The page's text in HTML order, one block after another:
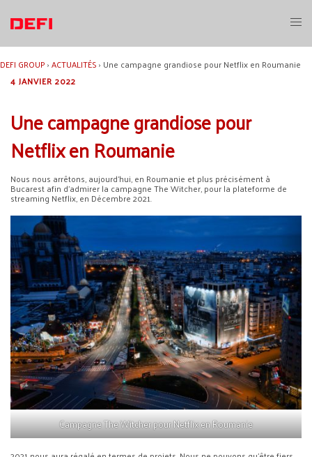
contenu
DEFI GROUP›ACTUALITÉS› Une campagne grandiose pour Netflix en Roumanie
4 JANVIER 2022
Une campagne grandiose pour
Netflix en Roumanie
Nous nous arrêtons, aujourd’hui, en Roumanie et plus précisément à
Bucarest afin d’admirer la campagne The Witcher, pour la plateforme de
streaming Netflix, en Décembre 2021.
Campagne The Witcher pour Netflix en Roumanie